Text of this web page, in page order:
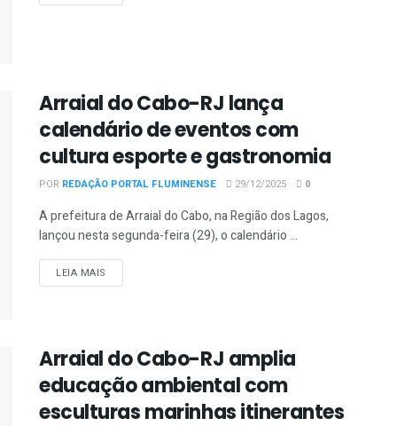
Arraial do Cabo-RJ lança
calendário de eventos com
cultura esporte e gastronomia
POR REDAÇÃO PORTAL FLUMINENSE 29/12/2025 0
A prefeitura de Arraial do Cabo, na Região dos Lagos,
lançou nesta segunda-feira (29), o calendário ...
LEIA MAIS
Arraial do Cabo-RJ amplia
educação ambiental com
esculturas marinhas itinerantes